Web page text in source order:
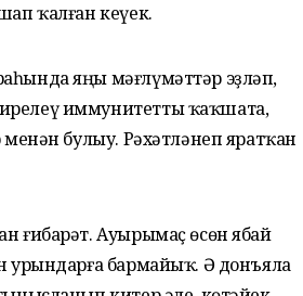
ҡалған кеүек.
яңы мәғлүмәттәр эҙләп,
иммунитетты ҡаҡшата,
булыу. Рәхәтләнеп яратҡан
ғибарәт. Ауырымаҫ өсөн ябай
урындарға бармайыҡ. Ә донъяла